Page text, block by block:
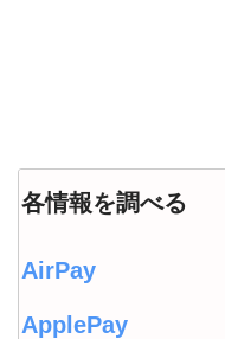
各情報を調べる
AirPay
ApplePay